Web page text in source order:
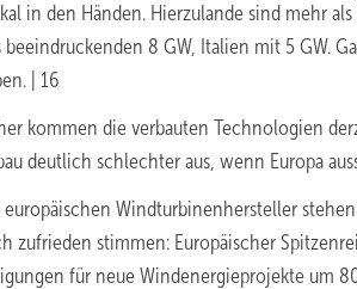
in den Händen. Hierzulande sind mehr
beeindruckenden 8 GW, Italien mit 5 GW.
| 16
kommen die verbauten Technologien
deutlich schlechter aus, wenn Europa
Windturbinenhersteller
zufrieden stimmen: Europäischer
für neue Windenergieprojekte um